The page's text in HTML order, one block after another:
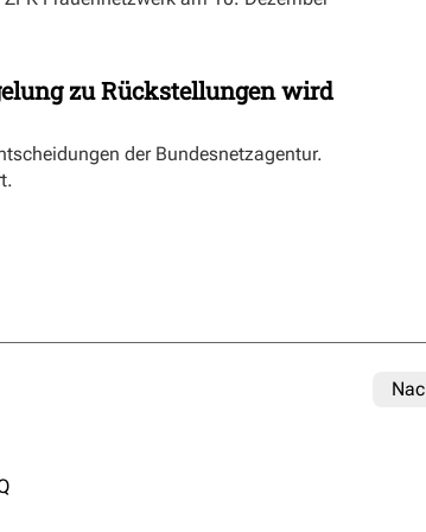
zu Rückstellungen wird
der Bundesnetzagentur.